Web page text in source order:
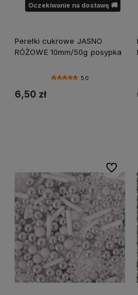
Oczekiwanie na dostawę 🚚
Perełki cukrowe JASNO
RÓŻOWE 10mm/50g posypka
5.0
6,50 zł
Do